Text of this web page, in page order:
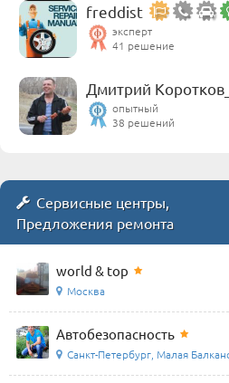
freddist
эксперт
41 решение
Дмитрий Коротков_
опытный
38 решений
Сервисные центры,
Предложения ремонта
world & top
Москва
Автобезопасность
Санкт-Петербург, Малая